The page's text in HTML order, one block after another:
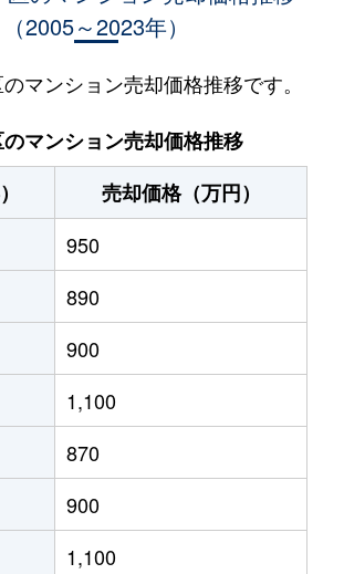
2,500万円 月寒中央
2,700万円 月寒中央
1,500万円 月寒中央
3,000万円 月寒中央
2,000万円
260万円
3,000万円
3,300万円
2,900万円
1,600万円
1,400万円
（2005～2023年）
マンション売却価格推移です。
マンション売却価格推移
売却価格（万円）
950
890
900
1,100
870
900
1,100